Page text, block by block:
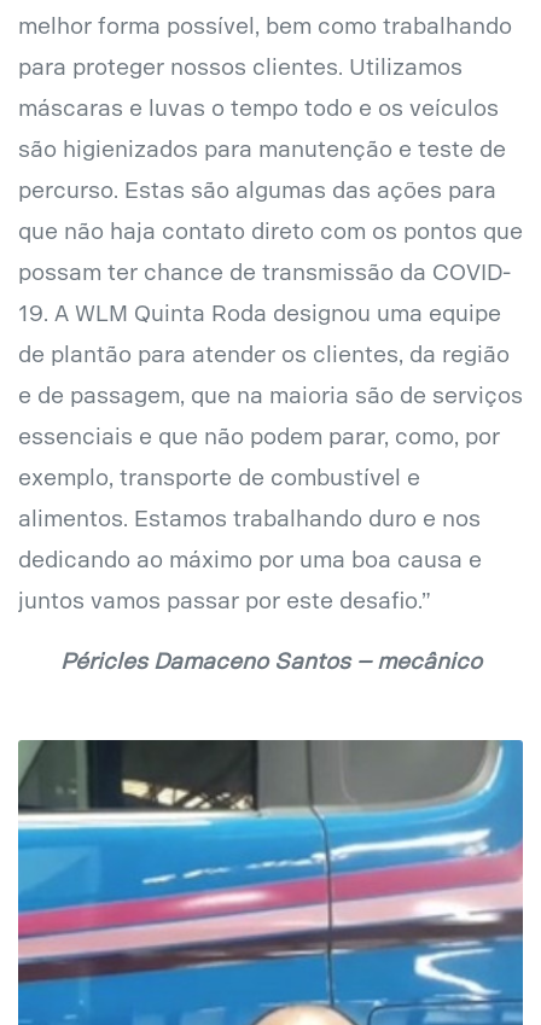
melhor forma possível, bem como trabalhando
para proteger nossos clientes. Utilizamos
máscaras e luvas o tempo todo e os veículos
são higienizados para manutenção e teste de
percurso. Estas são algumas das ações para
que não haja contato direto com os pontos que
possam ter chance de transmissão da COVID-
19. A WLM Quinta Roda designou uma equipe
de plantão para atender os clientes, da região
e de passagem, que na maioria são de serviços
essenciais e que não podem parar, como, por
exemplo, transporte de combustível e
alimentos. Estamos trabalhando duro e nos
dedicando ao máximo por uma boa causa e
juntos vamos passar por este desafio.”
Péricles Damaceno Santos – mecânico